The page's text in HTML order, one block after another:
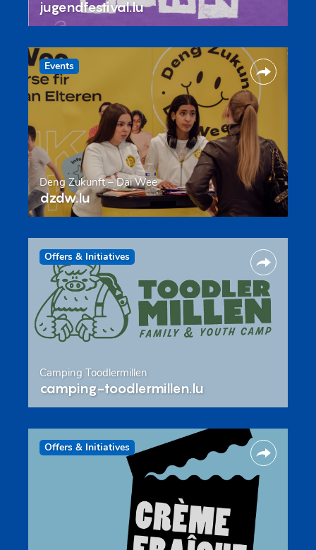
jugendfestival.lu
Events
Deng Zukunft – Däi Wee
dzdw.lu
Offers & Initiatives
Camping Toodlermillen
camping-toodlermillen.lu
Offers & Initiatives